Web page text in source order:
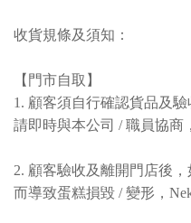
收貨規條及須知：
【門市自取】
1. 顧客須自行確認貨品及
請即時與本公司 / 職員協商
2. 顧客驗收及離開門店後
而導致蛋糕損毀 / 變形，